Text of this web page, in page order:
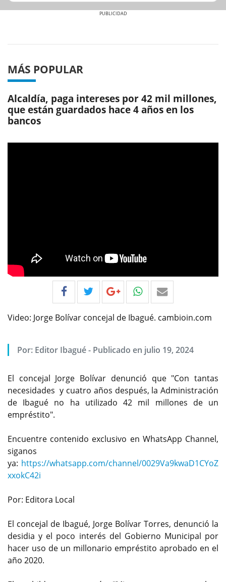
MÁS POPULAR
Alcaldía, paga intereses por 42 mil millones,
que están guardados hace 4 años en los
bancos
Video: Jorge Bolívar concejal de Ibagué. cambioin.com
Por: Editor Ibagué- Publicado en julio 19, 2024
El concejal Jorge Bolívar denunció que "Con tantas
necesidades y cuatro años después, la Administración
de Ibagué no ha utilizado 42 mil millones de un
empréstito".
Encuentre contenido exclusivo en WhatsApp Channel,
siganos
ya: https://whatsapp.com/channel/0029Va9kwaD1CYoZ
xxokC42i
Por: Editora Local
El concejal de Ibagué, Jorge Bolívar Torres, denunció la
desidia y el poco interés del Gobierno Municipal por
hacer uso de un millonario empréstito aprobado en el
año 2020.